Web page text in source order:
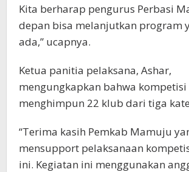
Kita berharap pengurus Perbasi
depan bisa melanjutkan program
ada,” ucapnya.
Ketua panitia pelaksana, Ashar,
mengungkapkan bahwa kompetisi
menghimpun 22 klub dari tiga
“Terima kasih Pemkab Mamuju
mensupport pelaksanaan
ini. Kegiatan ini menggunakan